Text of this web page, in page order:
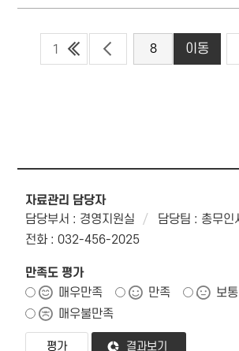
1
자료관리 담당자
담당부서 : 경영지원실
담당팀 : 총무인
전화 : 032-456-2025
만족도 평가
매우만족
만족 보통
매우불만족
결과보기